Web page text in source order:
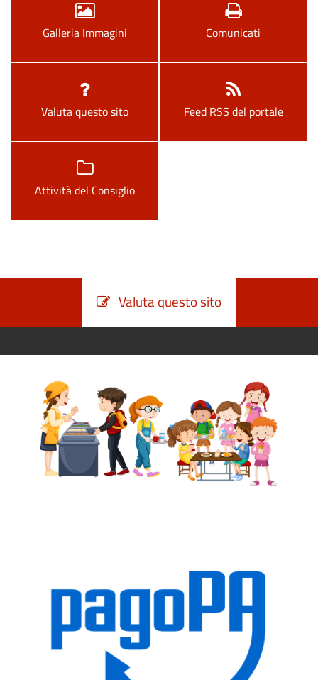
Galleria Immagini Comunicati
Valuta questo sito Feed RSS del portale
Attività del Consiglio
Valuta questo sito